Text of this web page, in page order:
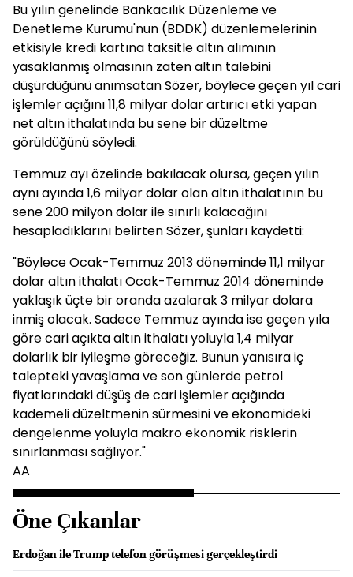
Bu yılın genelinde Bankacılık Düzenleme ve
Denetleme Kurumu'nun (BDDK) düzenlemelerinin
etkisiyle kredi kartına taksitle altın alımının
yasaklanmış olmasının zaten altın talebini
düşürdüğünü anımsatan Sözer, böylece geçen yıl cari
işlemler açığını 11,8 milyar dolar artırıcı etki yapan
net altın ithalatında bu sene bir düzeltme
görüldüğünü söyledi.
Temmuz ayı özelinde bakılacak olursa, geçen yılın
aynı ayında 1,6 milyar dolar olan altın ithalatının bu
sene 200 milyon dolar ile sınırlı kalacağını
hesapladıklarını belirten Sözer, şunları kaydetti:
"Böylece Ocak-Temmuz 2013 döneminde 11,1 milyar
dolar altın ithalatı Ocak-Temmuz 2014 döneminde
yaklaşık üçte bir oranda azalarak 3 milyar dolara
inmiş olacak. Sadece Temmuz ayında ise geçen yıla
göre cari açıkta altın ithalatı yoluyla 1,4 milyar
dolarlık bir iyileşme göreceğiz. Bunun yanısıra iç
talepteki yavaşlama ve son günlerde petrol
fiyatlarındaki düşüş de cari işlemler açığında
kademeli düzeltmenin sürmesini ve ekonomideki
dengelenme yoluyla makro ekonomik risklerin
sınırlanması sağlıyor."
AA
Öne Çıkanlar
Erdoğan ile Trump telefon görüşmesi gerçekleştirdi